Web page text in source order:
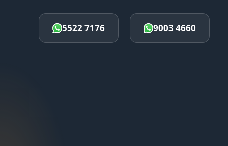
5522 7176 9003 4660